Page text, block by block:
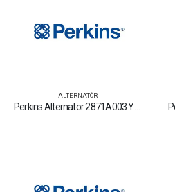
ALTERNATÖR
Perkins Alternatör 2871A003 Yedek Parça Fiyat Tamir Bakım Satan Firmalar